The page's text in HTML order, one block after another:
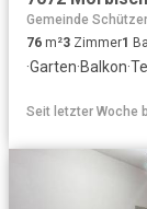
Gemeinde
76 m²3 Zimmer1
·Garten·Balkon·
Seit letzter Woche